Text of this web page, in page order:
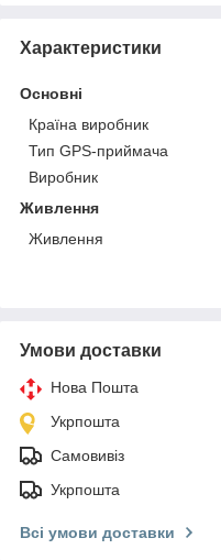
Характеристики
Основні
Країна виробник
Тип GPS-приймача
Виробник
Живлення
Живлення
Умови доставки
Нова Пошта
Укрпошта
Самовивіз
Укрпошта
Всі умови доставки